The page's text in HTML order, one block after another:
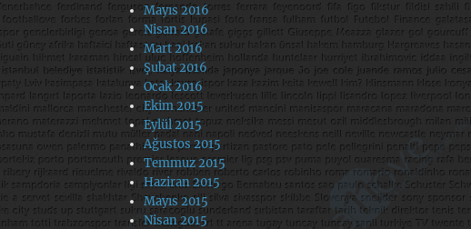
Mayıs 2016
Nisan 2016
Mart 2016
Şubat 2016
Ocak 2016
Ekim 2015
Eylül 2015
Ağustos 2015
Temmuz 2015
Haziran 2015
Mayıs 2015
Nisan 2015